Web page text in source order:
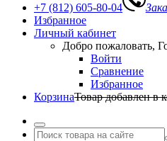
+7 (812) 605-80-04
Избранное
Личный кабинет
Добро пожаловать,
Войти
Сравнение
Избранное
КорзинаТовар добавлен в